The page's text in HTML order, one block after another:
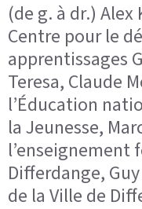
(de g. à dr.)
Centre pour le
apprentissages
Teresa, Claude
l’Éducation
la Jeunesse,
l’enseignement
Differdange,
de la Ville de